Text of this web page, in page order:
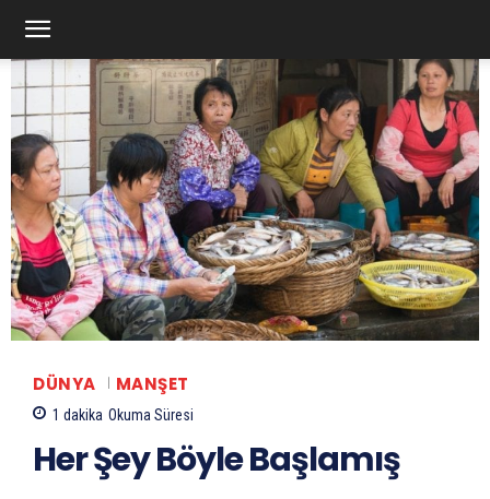
DÜNYA MANŞET
1 dakika Okuma Süresi
Her Şey Böyle Başlamış